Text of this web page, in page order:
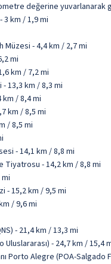
değerine
3 km / 1,9 mi
- 4,4 km / 2,7 mi
mi
km / 7,2 mi
13,3 km / 8,3 mi
km / 8,4 mi
km / 8,5 mi
/ 8,5 mi
- 14,1 km / 8,8 mi
Tiyatrosu - 14,2 km / 8,8 mi
- 15,2 km / 9,5 mi
/ 9,6 mi
- 21,4 km / 13,3 mi
- 24,7 km / 15,4
Porto Alegre (POA-Salgado